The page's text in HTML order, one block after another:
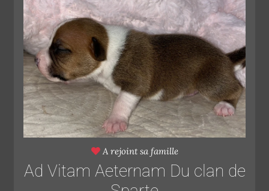
A rejoint sa famille
Ad Vitam Aeternam Du clan de